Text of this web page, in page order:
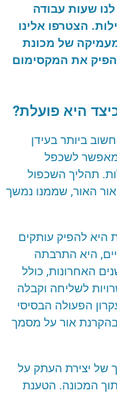
לנו שעות עבודה
. הצטרפו אלינו
של מכונת
את המקסימום
היא פועלת?
חשוב ביותר בעידן
לשכפל
. תהליך השכפול
אור האור, שממנו נמשך
היא להפיק עותקים
, היא התרבתה
האחרונות, כולל
לשליחה וקבלה
הפעולה הבסיסי
אור על מסמך
של יצירת העתק על
המכונה. הטענת